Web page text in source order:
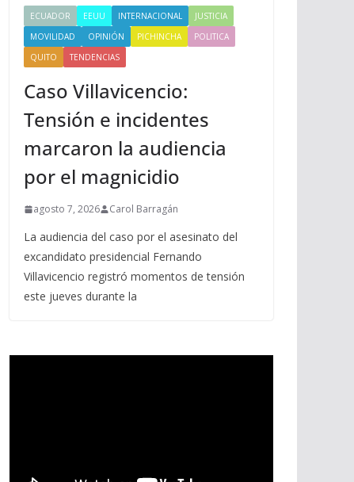
ECUADOR EEUU INTERNACIONAL
JUSTICIA
MOVILIDAD
OPINIÓN PICHINCHA
POLITICA
QUITO
TENDENCIAS
Caso Villavicencio:
Tensión e incidentes
marcaron la audiencia
por el magnicidio
agosto 7, 2026 Carol Barragán
La audiencia del caso por el asesinato del
excandidato presidencial Fernando
Villavicencio registró momentos de tensión
este jueves durante la